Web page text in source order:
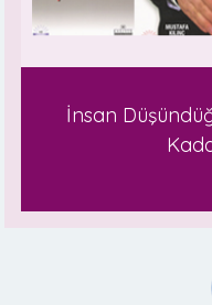
İnsan